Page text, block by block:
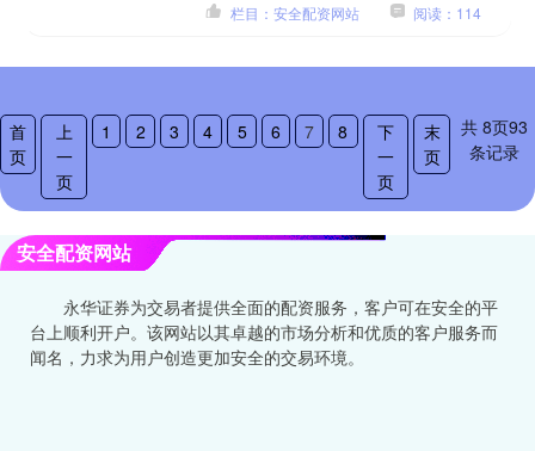
栏目：安全配资网站 阅读：114
首
页
上
一
页
1 2 3 4 5 6 7 8
下
一
页
末
页
共8页93
条记录
安全配资网站
永华证券为交易者提供全面的配资服务，客户可在安全的平
台上顺利开户。该网站以其卓越的市场分析和优质的客户服务而
闻名，力求为用户创造更加安全的交易环境。